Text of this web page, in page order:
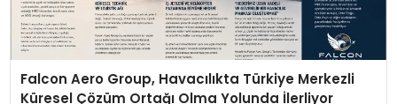
Falcon Aero Group, Havacılıkta Türkiye Merkezli
Küresel Çözüm Ortağı Olma Yolunda İlerliyor